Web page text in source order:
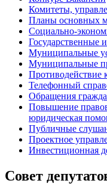
Комитеты,
Планы основных
Социально-
Государственные
Муниципальные
Муниципальные
Противодействие
Телефонный
Обращения
Повышение
юридическая
Публичные
Проектное
Инвестиционная
Совет